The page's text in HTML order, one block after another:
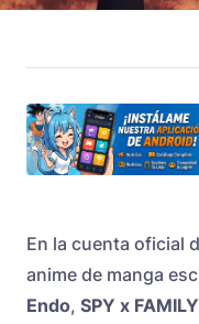
En la cuenta oficial
anime de manga
Endo, SPY x FAMILY